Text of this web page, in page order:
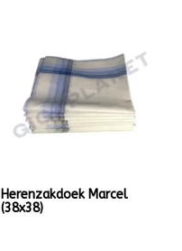
Herenzakdoek Marcel
(38x38)